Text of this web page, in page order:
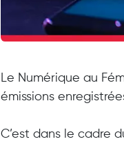
Le Numérique au
émissions
C’est dans le cadre